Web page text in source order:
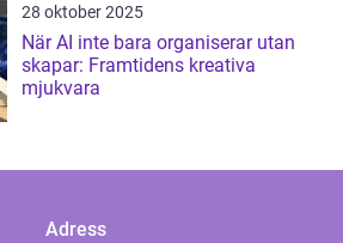
28 oktober 2025
När AI inte bara organiserar utan
skapar: Framtidens kreativa
mjukvara
Adress